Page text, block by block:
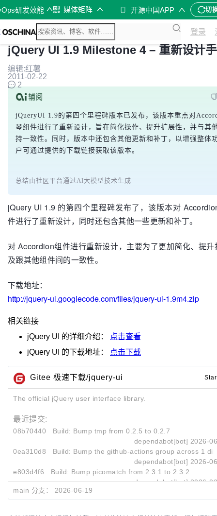
研发效能 媒体矩阵 开源中国APP 切
登录
jQuery UI 1.9 Milestone 4 – 重新设计
编辑:红薯
2011-02-22
2
jQueryUI 1.9的第四个里程碑版本已发布，该版本重点对
琴组件进行了重新设计，旨在简化操作、提升扩展性，并与其
持一致性。同时，版本中还包含其他更新和补丁，以增强整体
户可通过提供的下载链接获取该版本。
总结由社区平台通过AI大模型技术生成
jQuery UI 1.9 的第四个里程碑发布了，该版本对
件进行了重新设计，同时还包含其他一些更新和补丁。
对 Accordion组件进行重新设计，主要为了更加简化、提
及跟其他组件间的一致性。
下载地址：
http://jquery-ui.googlecode.com/files/jquery-ui-1.9m4.zip
相关链接
jQuery UI 的详细介绍：
点击查看
jQuery UI 的下载地址： 点击下载
Gitee 极速下载/jquery-ui
The official jQuery user interface library.
最近提交:
08b70440
Build: Bump tmp from 0.2.5 to 0.2.7
dependabot[bot] 2026-
0ea310d8
Build: Bump the github-actions group across 1
dependabot[bot] 2026-
e803d4f6
Build: Bump picomatch from 2.3.1 to 2.3.2
dependabot[bot] 2026-
main 分支：
2026-06-19